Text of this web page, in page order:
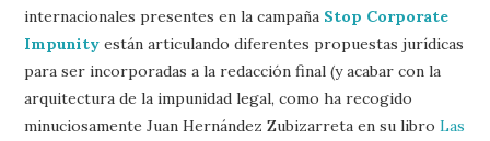
internacionales presentes en la campaña Stop Corporate
Impunity están articulando diferentes propuestas jurídicas
para ser incorporadas a la redacción final (y acabar con la
arquitectura de la impunidad legal, como ha recogido
minuciosamente Juan Hernández Zubizarreta en su libroLas